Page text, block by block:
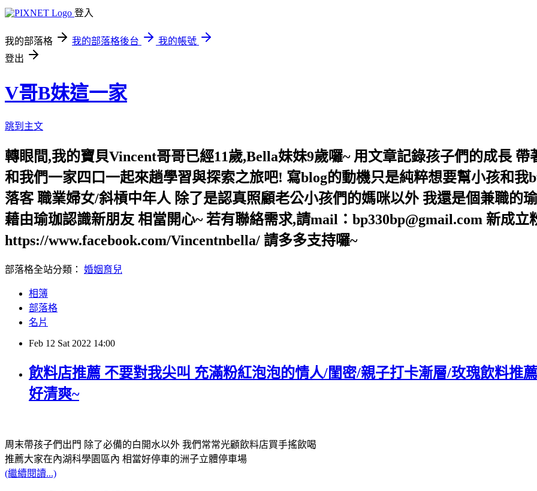
登入
我的部落格 我的部落格後台
我的帳號
登出
V哥B妹這一家
跳到主文
轉眼間,我的寶貝Vincent哥哥已經11歲,Bella妹妹9歲囉~ 用文章記錄孩子們的成長
和我們一家四口一起來趟學習與探索之旅吧! 寫blog的動機只是純粹想要幫小孩和
落客 職業婦女/斜槓中年人 除了是認真照顧老公小孩們的媽咪以外 我還是個兼職的
藉由瑜珈認識新朋友 相當開心~ 若有聯絡需求,請mail：bp330bp@gmail.com 新成立
https://www.facebook.com/Vincentnbella/ 請多多支持囉~
部落格全站分類： 婚姻育兒
相簿
部落格
名片
Feb 12 Sat 2022 14:00
飲料店推薦 不要對我尖叫 充滿粉紅泡泡的情人/閨密/親子打卡漸層/玫瑰飲料推
好清爽~
周末帶孩子們出門 除了必備的白開水以外 我們常常光顧飲料店買手搖飲喝
推薦大家在內湖科學園區內 相當好停車的洲子立體停車場
(繼續閱讀...)